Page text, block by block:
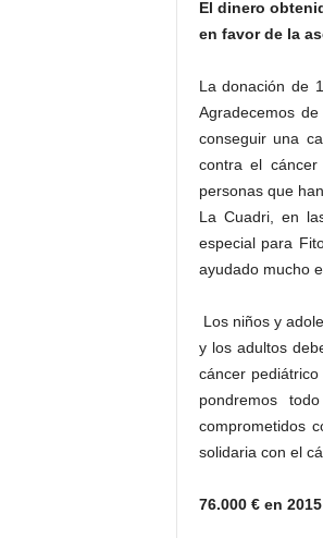
El dinero
en favor de la
La donación de
Agradecemos
conseguir una
contra el
personas que
La Cuadri, en
especial para
ayudado mucho
Los niños y
y los adultos
cáncer
pondremos
comprometidos
solidaria con el
76.000 € en